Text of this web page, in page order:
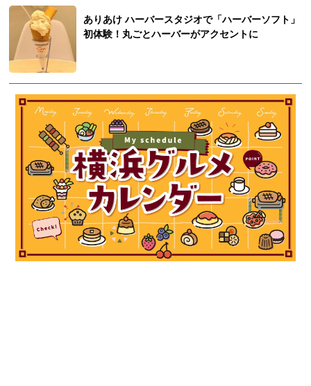
ありあけ ハーバースタジオで「ハーバーソフト」
初体験！丸ごとハーバーがアクセントに